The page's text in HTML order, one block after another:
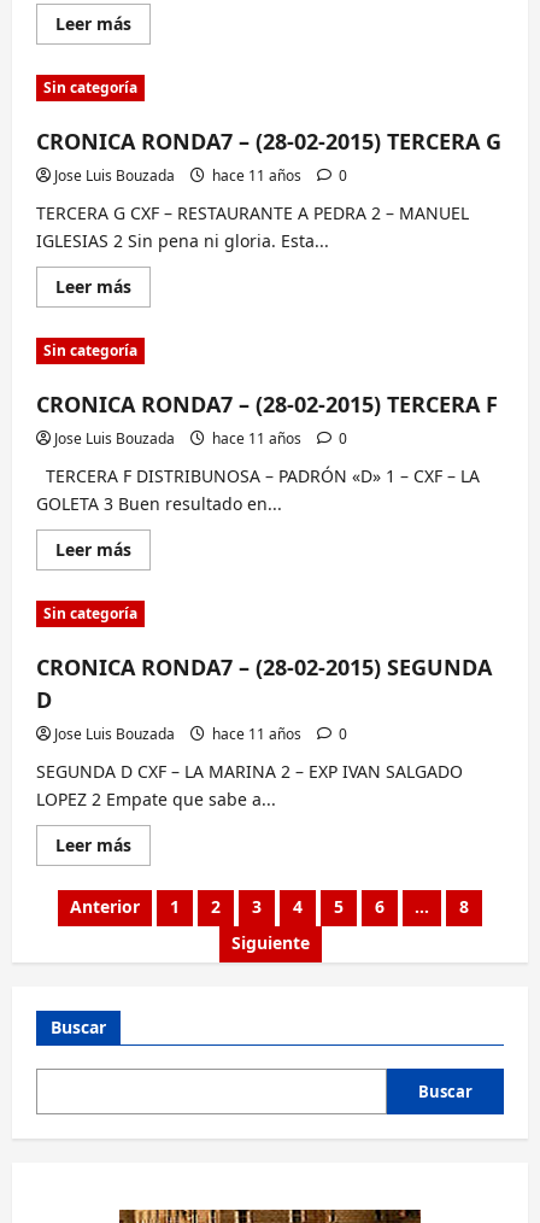
Leer másLee
más
CRONICA
RONDA7
–
02-
2015)
CUARTA
Sin categoría
CRONICA RONDA7 – (28-02-2015) TERCERA G
Jose Luis Bouzada hace 11 años 0
TERCERA G CXF – RESTAURANTE A PEDRA 2 – MANUEL
IGLESIAS 2 Sin pena ni gloria. Esta...
Leer másLee
más
CRONICA
RONDA7
–
02-
2015)
TERCERA
Sin categoría
CRONICA RONDA7 – (28-02-2015) TERCERA F
Jose Luis Bouzada hace 11 años 0
TERCERA F DISTRIBUNOSA – PADRÓN «D» 1 – CXF – LA
GOLETA 3 Buen resultado en...
Leer másLee
más
CRONICA
RONDA7
–
02-
2015)
Sin categoría
CRONICA RONDA7 – (28-02-2015) SEGUNDA
D
Jose Luis Bouzada hace 11 años 0
SEGUNDA D CXF – LA MARINA 2 – EXP IVAN SALGADO
LOPEZ 2 Empate que sabe a...
Leer másLee
más
CRONICA
RONDA7
–
02-
Paginación
Anterior 1 2 3 4 5 6 …
8
Siguiente
Buscar
Buscar